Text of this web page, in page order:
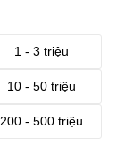
1 - 3 triệu
10 - 50 triệu
200 - 500 triệu